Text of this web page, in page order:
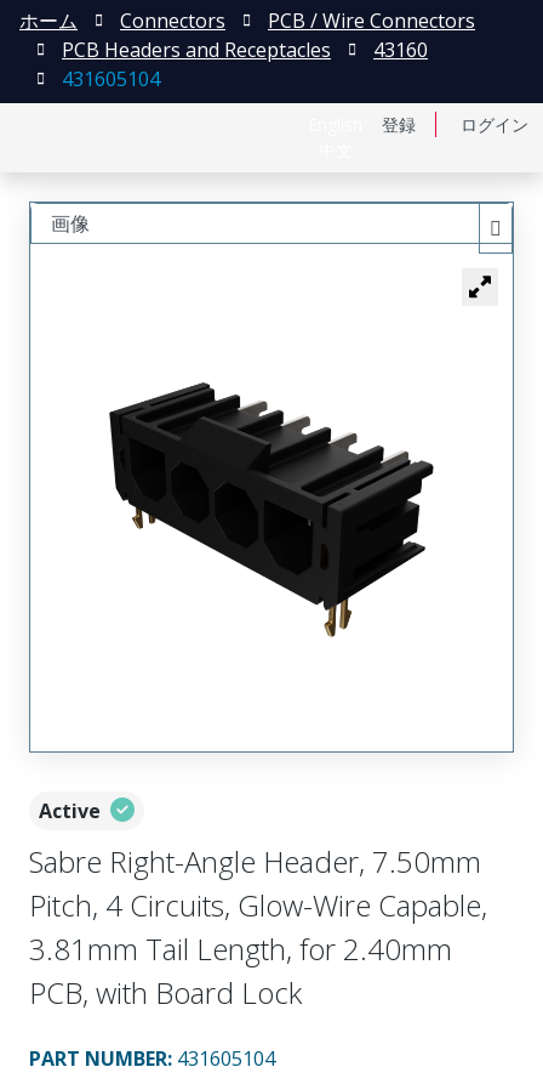
登録 ログイン
ホーム Connectors
PCB / Wire Connectors
PCB Headers and Receptacles
43160
431605104
Active
Sabre Right-Angle Header, 7.50mm
Pitch, 4 Circuits, Glow-Wire Capable,
3.81mm Tail Length, for 2.40mm
PCB, with Board Lock
PART NUMBER: 431605104
画像